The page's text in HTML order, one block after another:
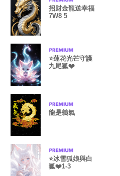
招财金龍送幸福
7W8 5
⭐️蓮花光芒守護
九尾狐❤️
龍是義氣
⭐️冰雪狐娘與白
狐❤️1-3